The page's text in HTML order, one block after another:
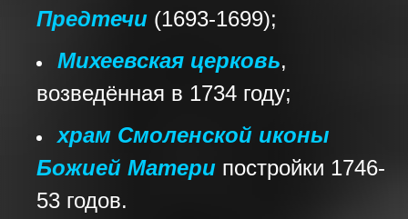
Предтечи (1693-1699);
Михеевская церковь,
возведённая в 1734 году;
храм Смоленской иконы
Божией Матери постройки 1746-
53 годов.